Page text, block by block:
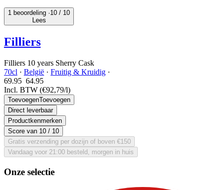
1 beoordeling ·10 / 10
Lees
Filliers
Filliers 10 years Sherry Cask
70cl · België · Fruitig & Kruidig ·
69.95 64.95
Incl. BTW (€92,79/l)
ToevoegenToevoegen
Direct leverbaar
Productkenmerken
Score van 10 / 10
Gratis verzending per dozijn of boven €150
Vandaag voor 21:00 besteld, morgen in huis
Onze selectie